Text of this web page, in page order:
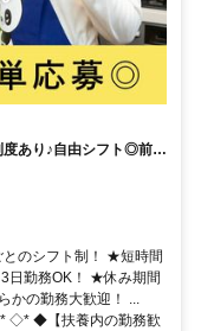
度あり♪自由シフト◎前日
のシフト制！ ★短時間
日勤務OK！ ★休み期間
かの勤務大歓迎！ ...
◆【扶養内の勤務歓